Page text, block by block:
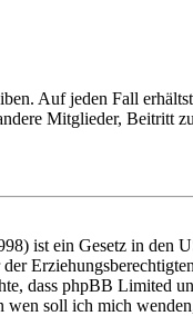
Auf jeden Fall
Mitglieder, Beitritt
ist ein Gesetz in den
dass phpBB Limited
soll ich mich